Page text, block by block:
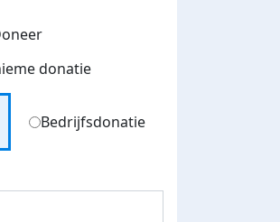
donatie
Bedrijfsdonatie